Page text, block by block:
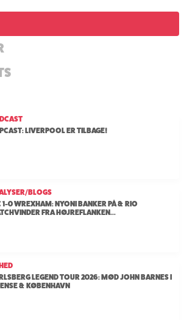
LIVERPOOL ER TILBAGE!
BLOGS
1-0 WREXHAM: NYONI BANKER PÅ & RIO
FRA HØJREFLANKEN...
LEGEND TOUR 2026: MØD JOHN BARNES I
& KØBENHAVN